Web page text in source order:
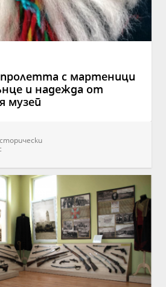
с мартеници
и надежда от
музей